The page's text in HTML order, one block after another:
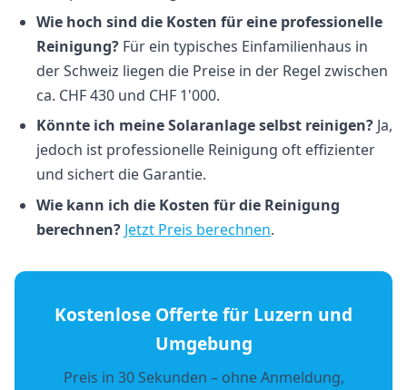
Wie hoch sind die Kosten für eine professionelle
Reinigung? Für ein typisches Einfamilienhaus in
der Schweiz liegen die Preise in der Regel zwischen
ca. CHF 430 und CHF 1'000.
Könnte ich meine Solaranlage selbst reinigen? Ja,
jedoch ist professionelle Reinigung oft effizienter
und sichert die Garantie.
Wie kann ich die Kosten für die Reinigung
berechnen? Jetzt Preis berechnen.
Kostenlose Offerte für Luzern und
Umgebung
Preis in 30 Sekunden – ohne Anmeldung,